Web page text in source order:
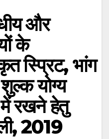
और
के
स्प्रिट, भांग
योग्य
में रखने हेतु
2019